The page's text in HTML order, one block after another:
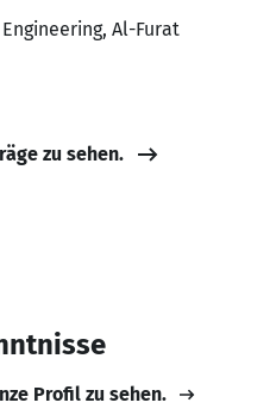
Al-Furat
zu sehen.
Profil zu sehen.